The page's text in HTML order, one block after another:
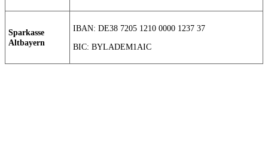
Sparkasse
Altbayern
IBAN: DE38 7205 1210 0000 1237 37
BIC: BYLADEM1AIC